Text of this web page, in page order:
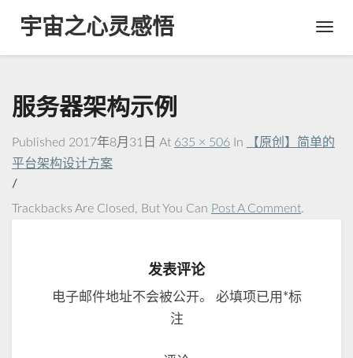
Toggle
宇宙之心灵感悟
服务器架构示例
Published 2017年8月31日 At 635 × 506 In
【原创】简单的
平台架构设计方案
/
Trackbacks Are Closed, But You Can Post A Comment.
发表评论
电子邮件地址不会被公开。 必填项已用 *标
注